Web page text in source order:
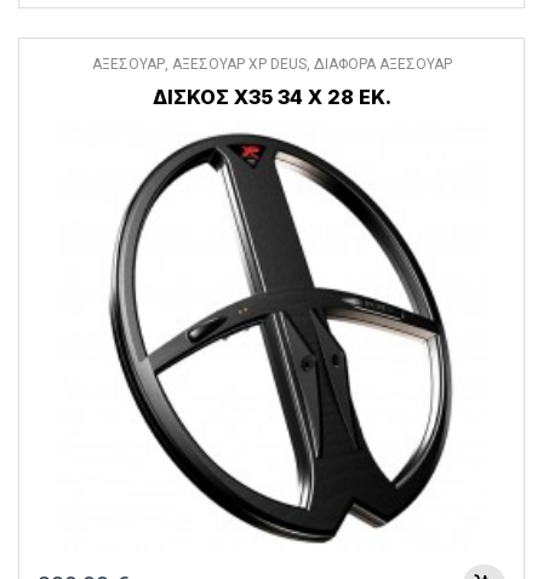
ΑΞΕΣΟΥΑΡ, ΑΞΕΣΟΥΑΡ XP DEUS, ΔΙΑΦΟΡΑ ΑΞΕΣΟΥΑΡ
ΔΙΣΚΟΣ X35 34 Χ 28 ΕΚ.